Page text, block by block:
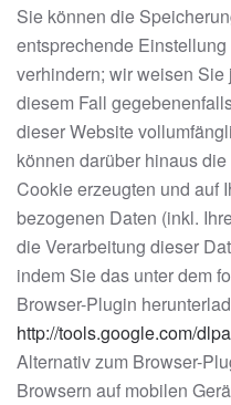
Sie können die
entsprechende
verhindern; wir weisen
diesem Fall
dieser Website
können darüber hinaus
Cookie erzeugten und auf
bezogenen Daten (inkl.
die Verarbeitung dieser
indem Sie das unter dem
Browser-Plugin
http://tools.google.com/
Alternativ zum Browser-
Browsern auf mobilen